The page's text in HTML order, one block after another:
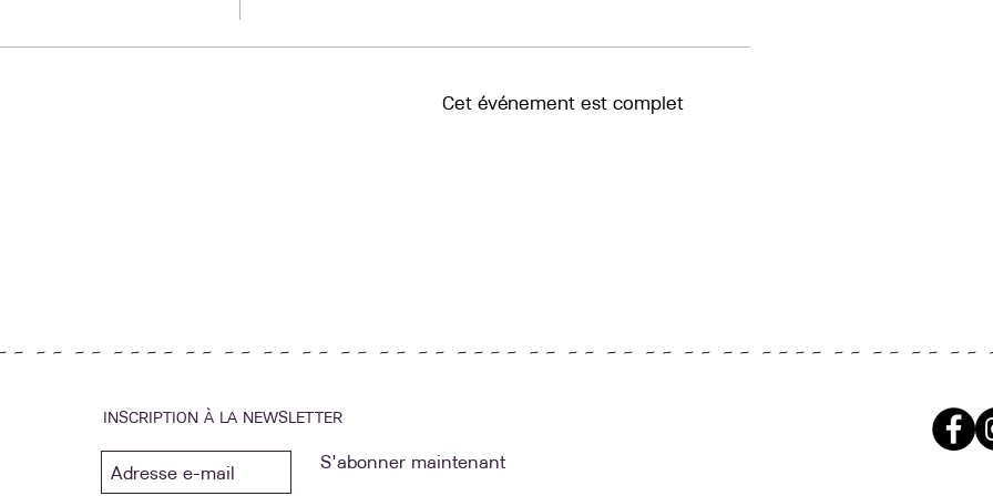
Cet événement est complet
~ ~ ~ ~ ~ ~ ~ ~ ~ ~ ~ ~ ~ ~ ~ ~ ~ ~ ~ ~ ~ ~ ~ ~ ~ ~ ~ ~ ~ ~ ~ ~ ~ ~ ~ ~ ~ ~ ~ ~ ~ ~ ~ ~ ~ ~ ~ ~ ~ ~
INSCRIPTION À LA NEWSLETTER
S'abonner maintenant